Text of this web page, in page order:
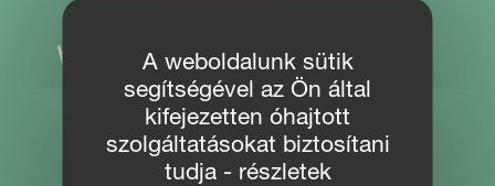
A weboldalunk sütik
segítségével az Ön által
kifejezetten óhajtott
szolgáltatásokat biztosítani
tudja - részletek